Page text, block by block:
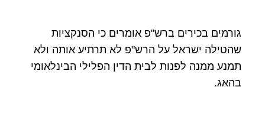
גורמים בכירים ברש"פ אומרים כי הסנקציות
שהטילה ישראל על הרש"פ לא תרתיע אותה ולא
תמנע ממנה לפנות לבית הדין הפלילי הבינלאומי
בהאג.